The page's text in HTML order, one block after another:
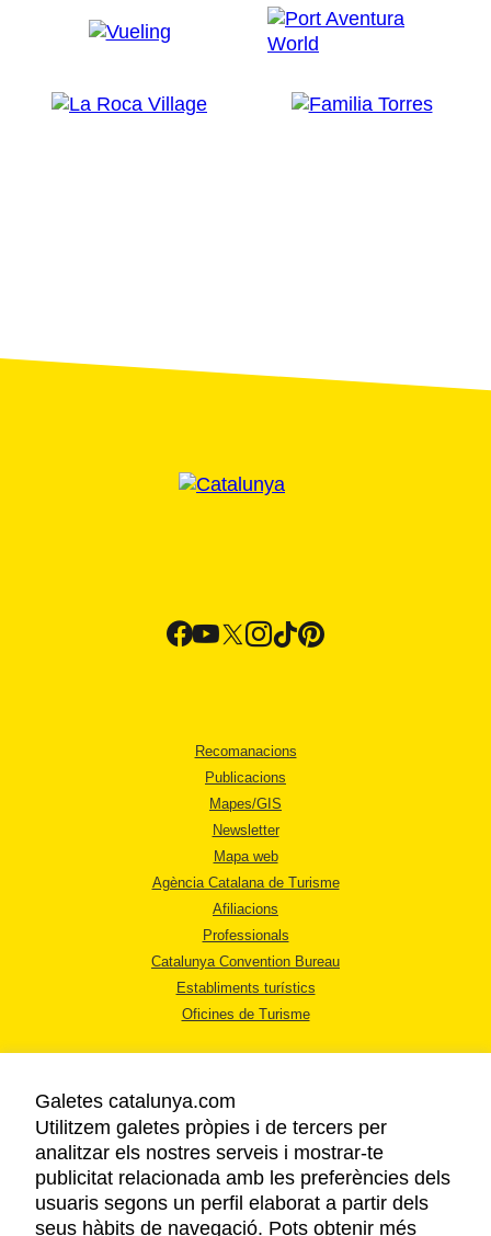
Recomanacions
Publicacions
Mapes/GIS
Newsletter
Mapa web
Agència Catalana de Turisme
Afiliacions
Professionals
Catalunya Convention Bureau
Establiments turístics
Oficines de Turisme
AVÍS LEGAL
POLÍTICA DE PRIVACITAT
COOKIES
Galetes catalunya.com
Utilitzem galetes pròpies i de tercers per
analitzar els nostres serveis i mostrar-te
publicitat relacionada amb les preferències dels
usuaris segons un perfil elaborat a partir dels
seus hàbits de navegació. Pots obtenir més